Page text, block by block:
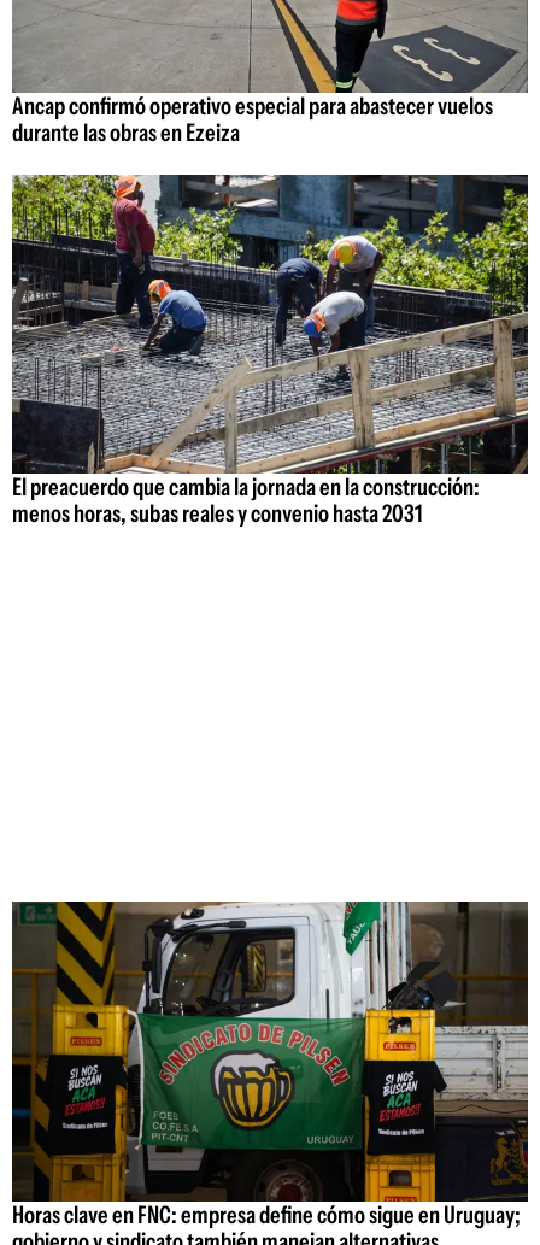
Ancap confirmó operativo especial para abastecer vuelos
durante las obras en Ezeiza
El preacuerdo que cambia la jornada en la construcción:
menos horas, subas reales y convenio hasta 2031
Horas clave en FNC: empresa define cómo sigue en Uruguay;